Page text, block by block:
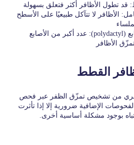
قد تطول الأظافر أكثر فتعلق بسهولة
الأظافر لا تتآكل طبيعيًا على الأسطح
القطط متعددة الأصابع (polydactyl): عدد أكبر من الأصابع
الأظافر
القطط
من تشخيص تمزّق الظفر عبر فحص
الإضافية ضرورية إلا إذا تأثرت
بوجود مشكلة أساسية أخرى.